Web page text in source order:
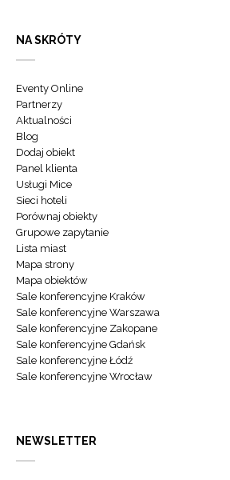
NA SKRÓTY
Eventy Online
Partnerzy
Aktualności
Blog
Dodaj obiekt
Panel klienta
Usługi Mice
Sieci hoteli
Porównaj obiekty
Grupowe zapytanie
Lista miast
Mapa strony
Mapa obiektów
Sale konferencyjne Kraków
Sale konferencyjne Warszawa
Sale konferencyjne Zakopane
Sale konferencyjne Gdańsk
Sale konferencyjne Łódź
Sale konferencyjne Wrocław
NEWSLETTER